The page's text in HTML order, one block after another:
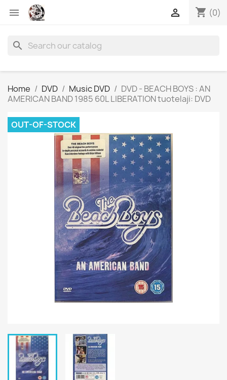
 shopping_cart (0)

search
Home DVD Music DVD
DVD - BEACH BOYS : AN
AMERICAN BAND 1985 60L LIBERATION tuotelaji: DVD
OUT-OF-STOCK